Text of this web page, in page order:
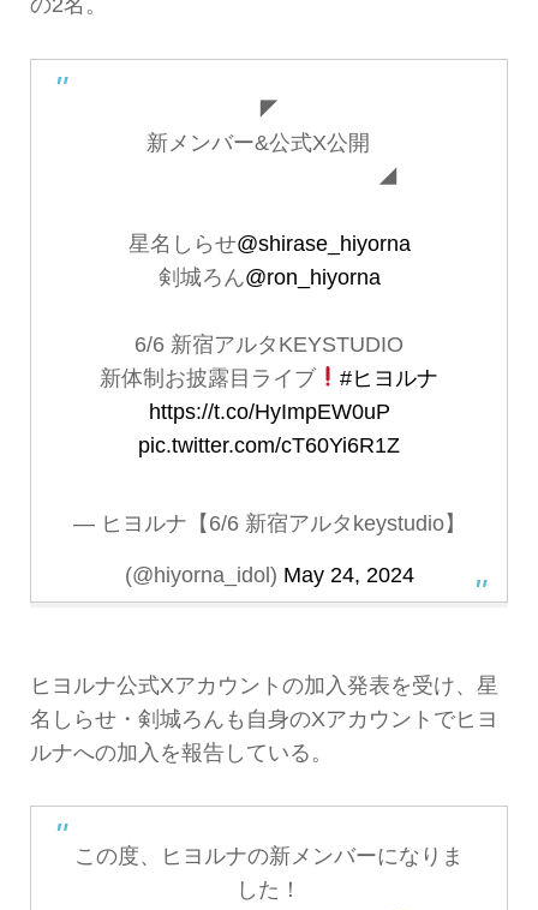
の2名。
◤
新メンバー&公式X公開
◢
星名しらせ@shirase_hiyorna
剣城ろん@ron_hiyorna
6/6 新宿アルタKEYSTUDIO
新体制お披露目ライブ
#ヒヨルナ
https://t.co/HyImpEW0uP
pic.twitter.com/cT60Yi6R1Z
— ヒヨルナ【6/6 新宿アルタkeystudio】
(@hiyorna_idol) May 24, 2024
ヒヨルナ公式Xアカウントの加入発表を受け、星
名しらせ・剣城ろんも自身のXアカウントでヒヨ
ルナへの加入を報告している。
この度、ヒヨルナの新メンバーになりま
した！